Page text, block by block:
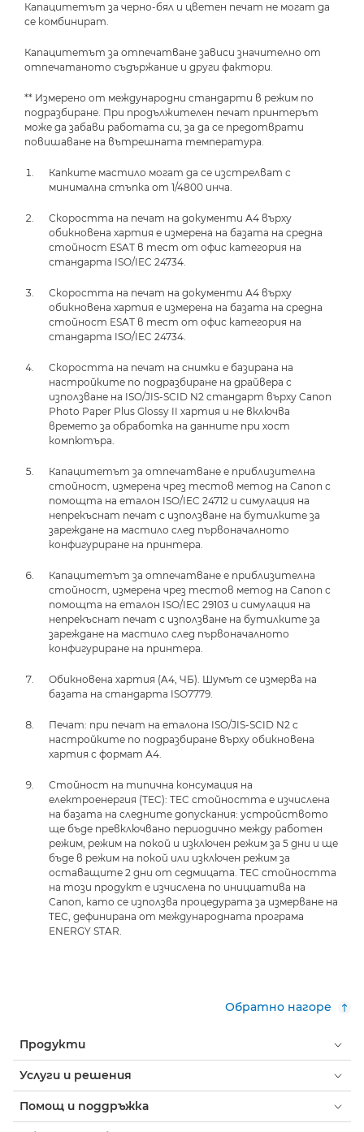
Капацитетът за черно-бял и цветен печат не могат да
се комбинират.
Капацитетът за отпечатване зависи значително от
отпечатаното съдържание и други фактори.
** Измерено от международни стандарти в режим по
подразбиране. При продължителен печат принтерът
може да забави работата си, за да се предотврати
повишаване на вътрешната температура.
Капките мастило могат да се изстрелват с
минимална стъпка от 1/4800 инча.
Скоростта на печат на документи А4 върху
обикновена хартия е измерена на базата на средна
стойност ESAT в тест от офис категория на
стандарта ISO/IEC 24734.
Скоростта на печат на документи А4 върху
обикновена хартия е измерена на базата на средна
стойност ESAT в тест от офис категория на
стандарта ISO/IEC 24734.
Скоростта на печат на снимки е базирана на
настройките по подразбиране на драйвера с
използване на ISO/JIS-SCID N2 стандарт върху Canon
Photo Paper Plus Glossy II хартия и не включва
времето за обработка на данните при хост
компютъра.
Капацитетът за отпечатване е приблизителна
стойност, измерена чрез тестов метод на Canon с
помощта на еталон ISO/IEC 24712 и симулация на
непрекъснат печат с използване на бутилките за
зареждане на мастило след първоначалното
конфигуриране на принтера.
Капацитетът за отпечатване е приблизителна
стойност, измерена чрез тестов метод на Canon с
помощта на еталон ISO/IEC 29103 и симулация на
непрекъснат печат с използване на бутилките за
зареждане на мастило след първоначалното
конфигуриране на принтера.
Обикновена хартия (A4, ЧБ). Шумът се измерва на
базата на стандарта ISO7779.
Печат: при печат на еталона ISO/JIS-SCID N2 с
настройките по подразбиране върху обикновена
хартия с формат А4.
Стойност на типична консумация на
електроенергия (TEC): TEC стойността е изчислена
на базата на следните допускания: устройството
ще бъде превключвано периодично между работен
режим, режим на покой и изключен режим за 5 дни и ще
бъде в режим на покой или изключен режим за
оставащите 2 дни от седмицата. TEC стойността
на този продукт е изчислена по инициатива на
Canon, като се използва процедурата за измерване на
TEC, дефинирана от международната програма
ENERGY STAR.
Обратно нагоре
Продукти
Услуги и решения
Помощ и поддръжка